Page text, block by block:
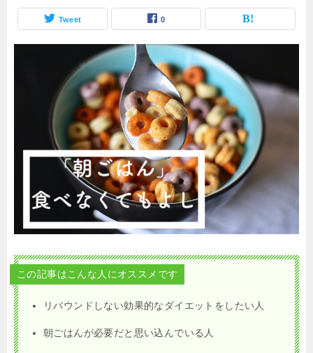
Tweet 0
この記事はこんな人にオススメです
リバウンドしない効果的なダイエットをしたい人
朝ごはんが必要だと思い込んでいる人